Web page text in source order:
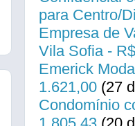
para Centro/
Empresa de
Vila Sofia -
Emerick
1.621,00 (27
Condomínio